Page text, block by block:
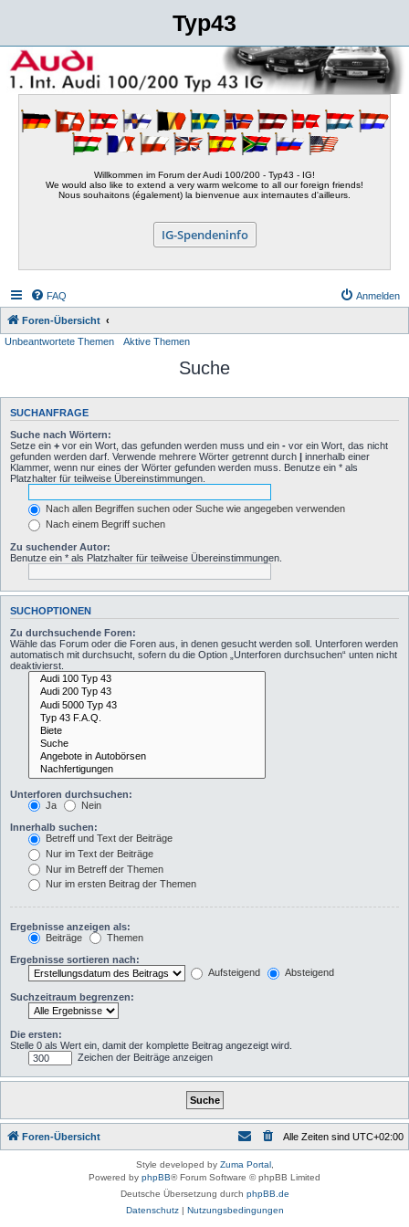
Typ43
Willkommen im Forum der Audi 100/200 - Typ43 - IG!
We would also like to extend a very warm welcome to all our foreign friends!
Nous souhaitons (également) la bienvenue aux internautes d'ailleurs.
IG-Spendeninfo
FAQ Anmelden
Foren-Übersicht
Unbeantwortete Themen
Aktive Themen
Suche
SUCHANFRAGE
Suche nach Wörtern:
Setze ein + vor ein Wort, das gefunden werden muss und ein - vor ein Wort, das nicht
gefunden werden darf. Verwende mehrere Wörter getrennt durch
innerhalb einer
Klammer, wenn nur eines der Wörter gefunden werden muss. Benutze ein * als
Platzhalter für teilweise Übereinstimmungen.
Nach allen Begriffen suchen oder Suche wie angegeben verwenden
Nach einem Begriff suchen
Zu suchender Autor:
Benutze ein * als Platzhalter für teilweise Übereinstimmungen.
SUCHOPTIONEN
Zu durchsuchende Foren:
Wähle das Forum oder die Foren aus, in denen gesucht werden soll. Unterforen werden
automatisch mit durchsucht, sofern du die Option „Unterforen durchsuchen“ unten nicht
deaktivierst.
Unterforen durchsuchen:
Ja
Nein
Innerhalb suchen:
Betreff und Text der Beiträge
Nur im Text der Beiträge
Nur im Betreff der Themen
Nur im ersten Beitrag der Themen
Ergebnisse anzeigen als:
Beiträge
Themen
Ergebnisse sortieren nach:
Aufsteigend
Absteigend
Suchzeitraum begrenzen:
Die ersten:
Stelle 0 als Wert ein, damit der komplette Beitrag angezeigt wird.
Zeichen der Beiträge anzeigen
Foren-Übersicht Alle Zeiten sind UTC+02:00
Style developed by Zuma Portal,
Powered by phpBB® Forum Software © phpBB Limited
Deutsche Übersetzung durch phpBB.de
Datenschutz| Nutzungsbedingungen